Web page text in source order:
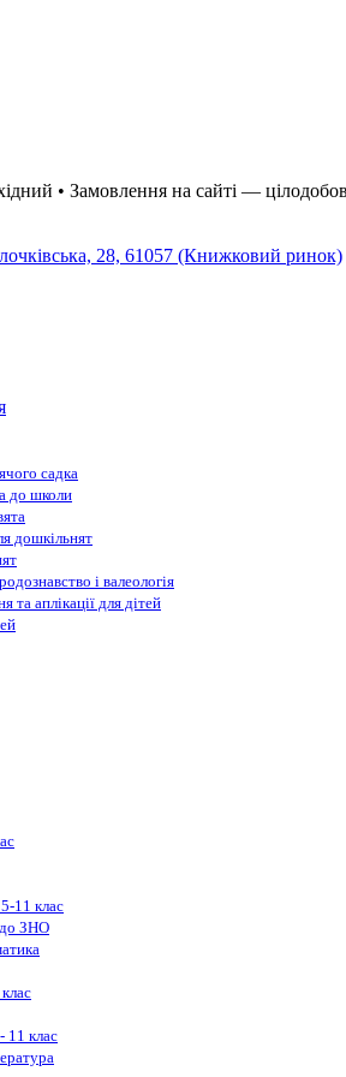
• Замовлення на сайті —
28, 61057 (Книжковий ринок)
садка
до школи
дошкільнят
і валеологія
аплікації для дітей
11 клас
до ЗНО
11 клас